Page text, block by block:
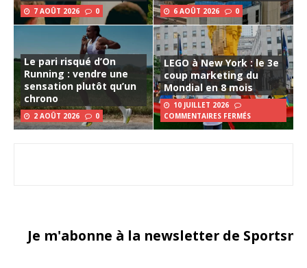
7 AOÛT 2026 0 6 AOÛT 2026 0
Le pari risqué d’On
Running : vendre une
sensation plutôt qu’un
chrono
2 AOÛT 2026 0
LEGO à New York : le 3e
coup marketing du
Mondial en 8 mois
10 JUILLET 2026
COMMENTAIRES FERMÉS
Je m'abonne à la newsletter de